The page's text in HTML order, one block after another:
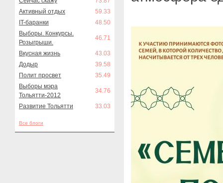
Активный отдых
59.33
IT-баранки
48.50
Выборы. Конкурсы.
Розыгрыши.
46.71
Вкусная жизнь
43.03
Додыр
39.58
Полит просвет
35.49
Выборы мэра
Тольятти-2012
34.76
Развитие Тольятти 33.03
Все блоги